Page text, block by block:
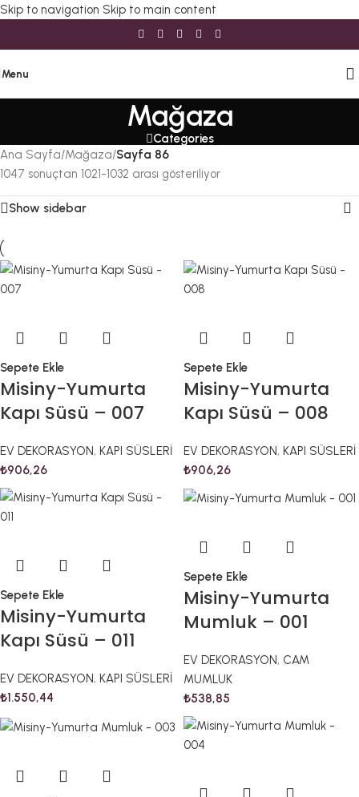
Skip to navigation Skip to main content
Menu
Mağaza
Categories
Ana Sayfa/Mağaza/Sayfa 86
1047 sonuçtan 1021-1032 arası gösteriliyor
Show sidebar
Sepete Ekle
Misiny-Yumurta
Kapı Süsü – 007
EV DEKORASYON, KAPI SÜSLERİ
₺906,26
Sepete Ekle
Misiny-Yumurta
Kapı Süsü – 008
EV DEKORASYON, KAPI SÜSLERİ
₺906,26
Sepete Ekle
Misiny-Yumurta
Kapı Süsü – 011
EV DEKORASYON, KAPI SÜSLERİ
₺1.550,44
Sepete Ekle
Misiny-Yumurta
Mumluk – 001
EV DEKORASYON, CAM
MUMLUK
₺538,85